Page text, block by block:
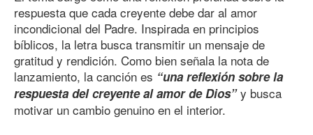
respuesta que cada creyente debe dar al amor
incondicional del Padre. Inspirada en principios
bíblicos, la letra busca transmitir un mensaje de
gratitud y rendición. Como bien señala la nota de
lanzamiento, la canción es “una reflexión sobre la
respuesta del creyente al amor de Dios” y busca
motivar un cambio genuino en el interior.